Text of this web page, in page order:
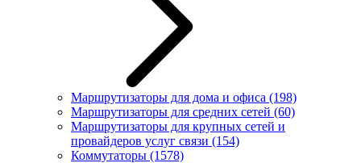
Маршрутизаторы для дома и офиса (198)
Маршрутизаторы для средних сетей (60)
Маршрутизаторы для крупных сетей и
провайдеров услуг связи (154)
Коммутаторы (1578)